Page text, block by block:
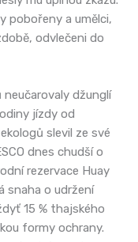
pobořeny a umělci,
odvlečeni do
džunglí
jízdy od
slevil ze své
dnes chudší o
rezervace Huay
snaha o udržení
15 % thajského
formy ochrany.